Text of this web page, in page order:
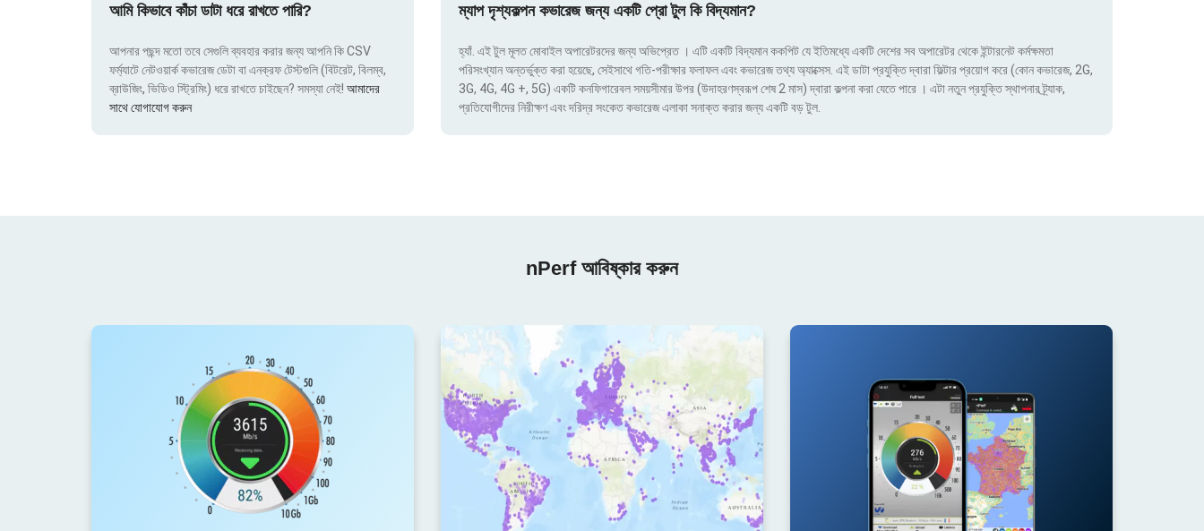
আমি কিভাবে কাঁচা ডাটা ধরে রাখতে পারি?
আপনার পছন্দ মতো তবে সেগুলি ব্যবহার করার জন্য আপনি কি CSV
ফর্ম্যাটে নেটওয়ার্ক কভারেজ ডেটা বা এনক্রফ টেস্টগুলি (বিটরেট, বিলম্ব,
ব্রাউজিং, ভিডিও স্ট্রিমিং) ধরে রাখতে চাইছেন? সমস্যা নেই! আমাদের
সাথে যোগাযোগ করুন
ম্যাপ দৃশ্যকল্পন কভারেজ জন্য একটি প্রো টুল কি বিদ্যমান?
হ্যাঁ. এই টুল মূলত মোবাইল অপারেটরদের জন্য অভিপ্রেত । এটি একটি বিদ্যমান ককপিট যে ইতিমধ্যে একটি দেশের সব অপারেটর থেকে ইন্টারনেট কর্মক্ষমতা
পরিসংখ্যান অন্তর্ভুক্ত করা হয়েছে, সেইসাথে গতি-পরীক্ষার ফলাফল এবং কভারেজ তথ্য অ্যাক্সেস. এই ডাটা প্রযুক্তি দ্বারা ফিল্টার প্রয়োগ করে (কোন কভারেজ, 2G,
3G, 4G, 4G +, 5G) একটি কনফিগারেবল সময়সীমার উপর (উদাহরণস্বরূপ শেষ 2 মাস) দ্বারা কল্পনা করা যেতে পারে । এটা নতুন প্রযুক্তি স্থাপনার ট্র্যাক,
প্রতিযোগীদের নিরীক্ষণ এবং দরিদ্র সংকেত কভারেজ এলাকা সনাক্ত করার জন্য একটি বড় টুল.
nPerf আবিষ্কার করুন